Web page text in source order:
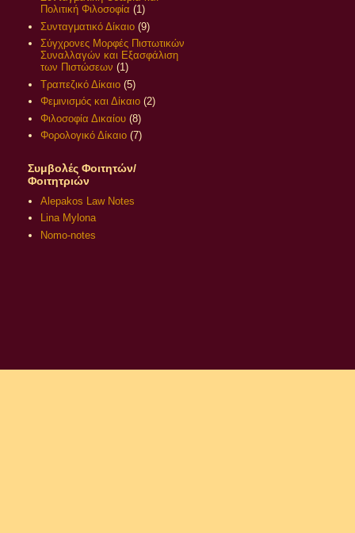
Πολιτική Φιλοσοφία (1)
Συνταγματικό Δίκαιο (9)
Σύγχρονες Μορφές Πιστωτικών
Συναλλαγών και Εξασφάλιση
των Πιστώσεων (1)
Τραπεζικό Δίκαιο (5)
Φεμινισμός και Δίκαιο (2)
Φιλοσοφία Δικαίου (8)
Φορολογικό Δίκαιο (7)
Συμβολές Φοιτητών/
Φοιτητριών
Alepakos Law Notes
Lina Mylona
Nomo-notes